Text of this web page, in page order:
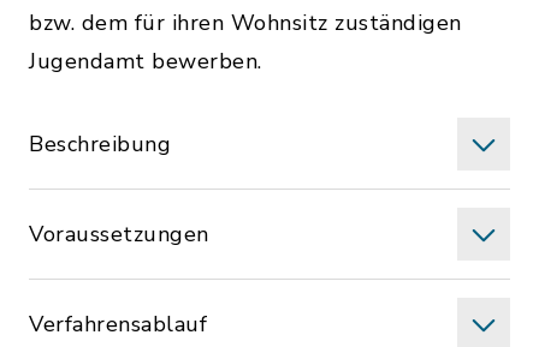
bzw. dem für ihren Wohnsitz zuständigen
Jugendamt bewerben.
Beschreibung
Voraussetzungen
Verfahrensablauf